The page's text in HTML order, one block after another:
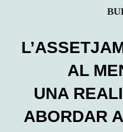
AL
UNA
ABORDAR